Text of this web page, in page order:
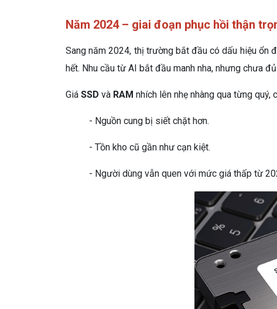
Năm 2024 – giai đoạn phục hồi thận
Sang năm 2024, thị trường bắt đầu có dấu hiệu
hết. Nhu cầu từ AI bắt đầu manh nha, nhưng chưa
Giá SSD và RAM nhích lên nhẹ nhàng qua từng quý,
- Nguồn cung bị siết chặt hơn.
- Tồn kho cũ gần như cạn kiệt.
- Người dùng vẫn quen với mức giá thấp từ